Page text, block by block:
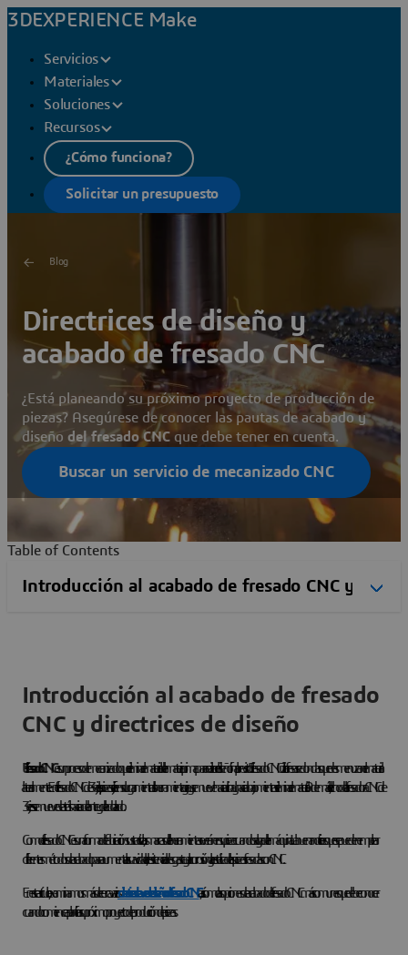
3DEXPERIENCE Make
Servicios
Materiales
Soluciones
Recursos
¿Cómo funciona?
Solicitar un presupuesto
Blog
Directrices de diseño y
acabado de fresado CNC
¿Está planeando su próximo proyecto de producción de
piezas? Asegúrese de conocer las pautas de acabado y
diseño del fresado CNC que debe tener en cuenta.
Buscar un servicio de mecanizado CNC
Table of Contents
Introducción al acabado de fresado
CNC y directrices de diseño
El fresado CNCes un proceso de mecanizado que elimina el material de la materia prima para realizar el diseño final previsto. El fresado CNC utiliza fresas redondas que desmenuzan el material
lateralmente. En el fresado CNC de 3 ejes, la pieza se fija en su lugar mientras la herramienta gira y se mueve hacia arriba y hacia abajo mientras elimina el material. Además, el lecho de la fresadora CNC de
3 ejes se mueve de atrás hacia adelante y de lado a lado.
Como el fresado CNC es una forma de fabricación sustractiva, las marcas de la herramienta se verán en su pieza cuando salga de la máquina. La buena noticia es que se pueden emplear
diferentes métodos de acabado para aumentar la suavidad, la resistencia al desgaste y a la corrosión y la estética de las piezas fresadas con CNC.
En este artículo, examinamos más de cerca variasdirectrices clave de diseño de fresado CNC, así como las opciones de acabado de fresado CNC más comunes que debe conocer
cuando comience a planificar su próximo proyecto de producción de piezas.